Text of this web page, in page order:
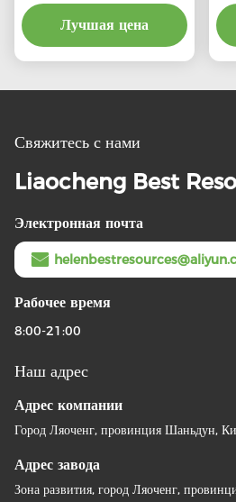
Лучшая цена
Свяжитесь с нами
Liaocheng Best
Электронная почта
Рабочее время
8:00-21:00
Наш адрес
Адрес компании
Город Ляоченг, провинция Шаньдун,
Адрес завода
Зона развития, город Ляоченг,